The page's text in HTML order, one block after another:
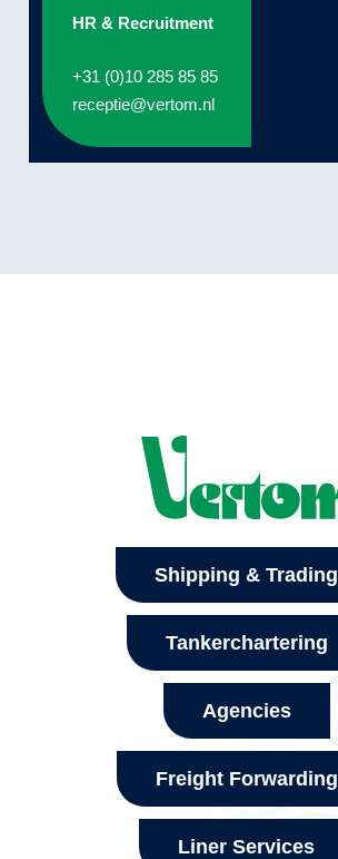
HR & Recruitment
+31 (0)10 285 85 85
receptie@vertom.nl
Shipping & Trading
Tankerchartering
Agencies
Freight Forwarding
Liner Services